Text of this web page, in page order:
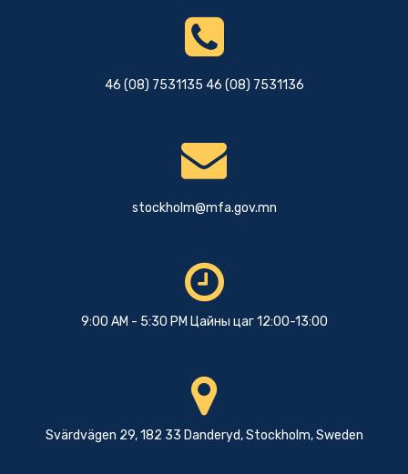
46 (08) 7531135 46 (08) 7531136
stockholm@mfa.gov.mn
9:00 AM - 5:30 PM Цайны цаг 12:00-13:00
Svärdvägen 29, 182 33 Danderyd, Stockholm, Sweden